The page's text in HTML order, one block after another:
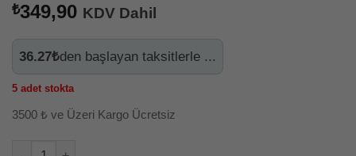
₺349,90 KDV Dahil
36.27₺den başlayan taksitlerle ...
5 adet stokta
3500 ₺ ve Üzeri Kargo Ücretsiz
Alternative: